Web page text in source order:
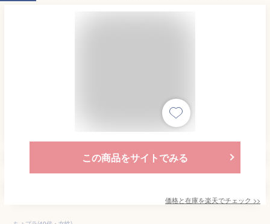
この商品をサイトでみる
価格と在庫を楽天でチェック >>